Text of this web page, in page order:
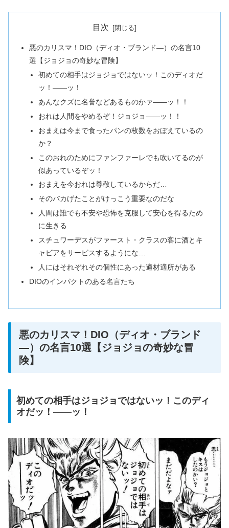
目次
悪のカリスマ！DIO（ディオ・ブランド―）の名言10
選【ジョジョの奇妙な冒険】
初めての相手はジョジョではないッ！このディオだ
ッ！――ッ！
あんなクズに名誉などあるものかァ――ッ！！
おれは人間をやめるぞ！ジョジョ――ッ！！
おまえは今まで食ったパンの枚数をおぼえているの
か？
このおれのためにファンファーレでも吹いてるのが
似あっているぞッ！
おまえを今おれは尊敬しているからだ…
そのバカげたことがけっこう重要なのだな
人間は誰でも不安や恐怖を克服して安心を得るため
に生きる
スチュワーデスがファースト・クラスの客に酒とキ
ャビアをサービスするようにな…
人にはそれぞれその個性にあった適材適所がある
DIOのインパクトのある名言たち
悪のカリスマ！DIO（ディオ・ブランド
―）の名言10選【ジョジョの奇妙な冒
険】
初めての相手はジョジョではないッ！このディ
オだッ！――ッ！